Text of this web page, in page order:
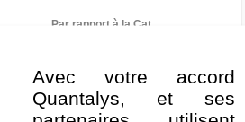
Par rapport à la Cat
-14,91 % Bon
9,89 %
Avec votre accord
Quantalys, et ses